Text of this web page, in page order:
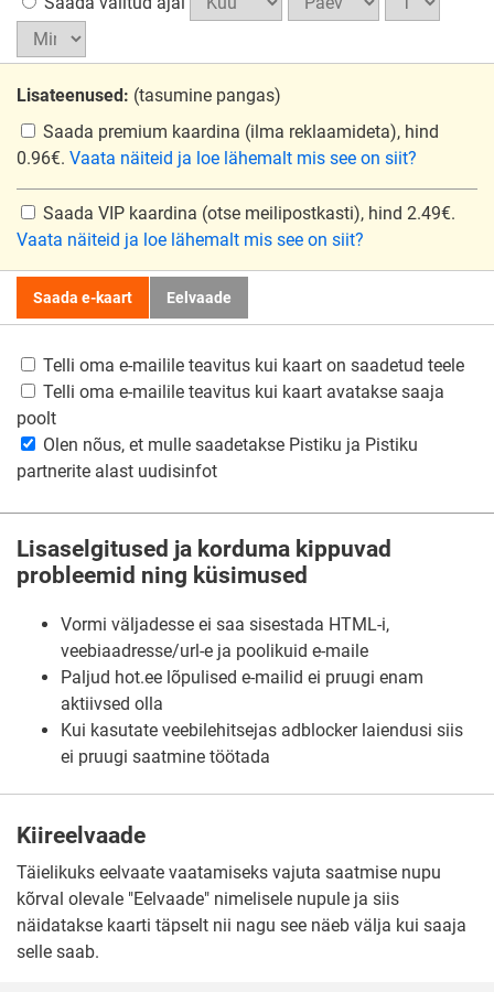
Lisateenused: (tasumine pangas)
Saada premium kaardina (ilma reklaamideta), hind
0.96€. Vaata näiteid ja loe lähemalt mis see on siit?
Saada VIP kaardina (otse meilipostkasti), hind 2.49€.
Vaata näiteid ja loe lähemalt mis see on siit?
Saada e-kaart Eelvaade
Telli oma e-mailile teavitus kui kaart on saadetud teele
Telli oma e-mailile teavitus kui kaart avatakse saaja
poolt
Olen nõus, et mulle saadetakse Pistiku ja Pistiku
partnerite alast uudisinfot
Lisaselgitused ja korduma kippuvad
probleemid ning küsimused
Vormi väljadesse ei saa sisestada HTML-i,
veebiaadresse/url-e ja poolikuid e-maile
Paljud hot.ee lõpulised e-mailid ei pruugi enam
aktiivsed olla
Kui kasutate veebilehitsejas adblocker laiendusi siis
ei pruugi saatmine töötada
Kiireelvaade
Täielikuks eelvaate vaatamiseks vajuta saatmise nupu
kõrval olevale "Eelvaade" nimelisele nupule ja siis
näidatakse kaarti täpselt nii nagu see näeb välja kui saaja
selle saab.